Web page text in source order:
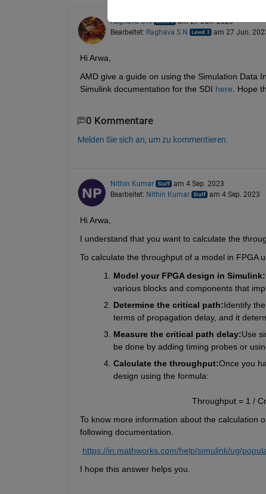
Raghava S N
am 27 Jun. 2023
Bearbeitet: Raghava S N am 27 Jun.
Hi Arwa,
AMD give a guide on using the Simulation Data
Simulink documentation for the SDI here. Hope
0 Kommentare
Melden Sie sich an, um zu kommentieren.
Nithin Kumar
am 4 Sep. 2023
Bearbeitet: Nithin Kumar am 4 Sep. 2023
Hi Arwa,
To calculate the throughput of a model in FPGA
Model your FPGA design in Simulink:
various blocks and components that
Determine the critical path:Identify
terms of propagation delay, and it
Measure the critical path delay:Use
be done by adding timing probes or
Calculate the throughput:Once you
design using the formula:
Throughput = 1 /
To know more information about the calculation
following documentation.
https://in.mathworks.com/help/simulink/ug/
I hope this answer helps you.